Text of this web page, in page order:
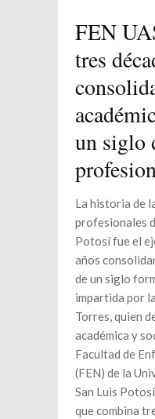
FEN
tres
un siglo
La historia de
profesionales
Potosí fue el
años
de un siglo
impartida por
Torres, quien
académica y
Facultad de
(FEN) de la
San Luis
que combina